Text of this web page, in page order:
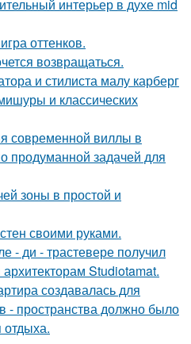
интерьер в духе mid
оттенков.
возвращаться.
и стилиста малу карберг
и классических
современной виллы в
продуманной задачей для
зоны в простой и
своими руками.
- ди - трастевере получил
Studiotamat.
создавалась для
- пространства должно было
отдыха.